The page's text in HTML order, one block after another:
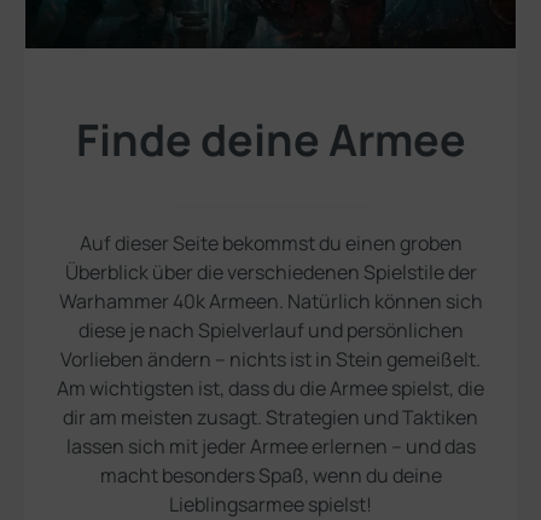
Finde deine Armee
Auf dieser Seite bekommst du einen groben
Überblick über die verschiedenen Spielstile der
Warhammer 40k Armeen. Natürlich können sich
diese je nach Spielverlauf und persönlichen
Vorlieben ändern – nichts ist in Stein gemeißelt.
Am wichtigsten ist, dass du die Armee spielst, die
dir am meisten zusagt. Strategien und Taktiken
lassen sich mit jeder Armee erlernen – und das
macht besonders Spaß, wenn du deine
Lieblingsarmee spielst!